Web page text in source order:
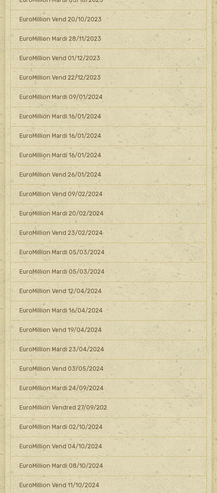
EuroMillion Vend 20/10/2023
EuroMillion Mardi 28/11/2023
EuroMillion Vend 01/12/2023
EuroMillion Vend 22/12/2023
EuroMillion Mardi 09/01/2024
EuroMillion Mardi 16/01/2024
EuroMillion Mardi 16/01/2024
EuroMillion Mardi 16/01/2024
EuroMillion Vend 26/01/2024
EuroMillion Vend 09/02/2024
EuroMillion Mardi 20/02/2024
EuroMillion Vend 23/02/2024
EuroMillion Mardi 05/03/2024
EuroMillion Mardi 05/03/2024
EuroMillion Vend 12/04/2024
EuroMillion Mardi 16/04/2024
EuroMillion Vend 19/04/2024
EuroMillion Mardi 23/04/2024
EuroMillion Vend 03/05/2024
EuroMillion Mardi 24/09/2024
EuroMillion Vendred 27/09/202
EuroMillion Mardi 02/10/2024
EuroMillion Vend 04/10/2024
EuroMillion Mardi 08/10/2024
EuroMillion Vend 11/10/2024